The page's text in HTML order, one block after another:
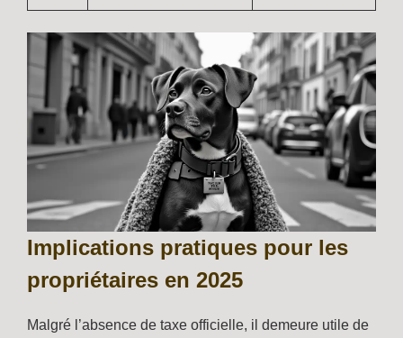
Implications pratiques pour les
propriétaires en 2025
Malgré l’absence de taxe officielle, il demeure utile de